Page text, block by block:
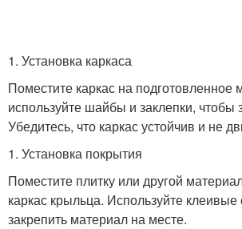
1. Установка каркаса
Поместите каркас на подготовленное
используйте шайбы и заклепки, чтобы
Убедитесь, что каркас устойчив и не
1. Установка покрытия
Поместите плитку или другой
каркас крыльца. Используйте
закрепить материал на месте.